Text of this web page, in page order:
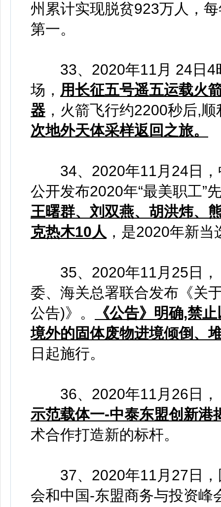
州累计实现脱贫923万人，
第一。
33、2020年11月 24日4
场， 用长征五号遥五运载火
器，火箭飞行约2200秒后,
次地外天体采样返回之旅。
34、2020年11月24日，
公开发布2020年“最美职工”
王曙群、刘双燕、胡洪炜、
克热木10人 ，是2020年新
35、2020年11月25日，
委、海关总署联合发布《关
公告)》。
《公告》明确,禁
境外的固体废物进境倾倒、
日起施行。
36、2020年11月26日
示范载体一-中泰东盟创新港
术合作打造新的标杆。
37、2020年11月27日，
会和中国-东盟商务与投资峰